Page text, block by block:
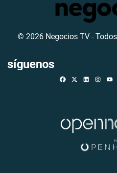
© 2026 Negocios TV -
síguenos
FacebookLinkedin